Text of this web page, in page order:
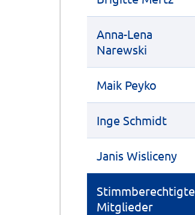
Anna-Lena
Narewski
Maik Peyko
Inge Schmidt
Janis Wisliceny
Stimmberechtigte
Mitglieder